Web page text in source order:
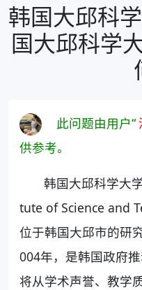
韩国大邱科
国大邱科学
此问题由用户“
供参考。
韩国大邱科学大
tute of Science and
位于韩国大邱市的研
004年，是韩国政府
将从学术声誉、教学